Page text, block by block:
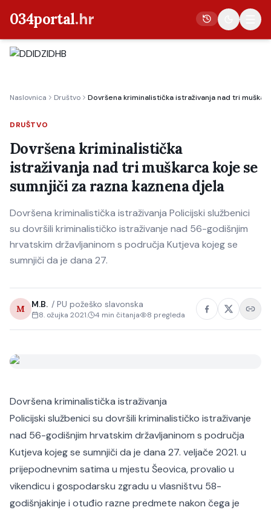
034portal.hr
Crna kronika
Poljoprivreda
Politika
Gospodarstvo
Život
Kultura
Sport
Naslovnica Društvo Dovršena kriminalistička istraživanja nad tri
DRUŠTVO
Dovršena kriminalistička
istraživanja nad tri muškarca koje se
sumnjiči za razna kaznena djela
Dovršena kriminalistička istraživanja Policijski službenici
su dovršili kriminalističko istraživanje nad 56-godišnjim
hrvatskim državljaninom s područja Kutjeva kojeg se
sumnjiči da je dana 27.
M M.B. / PU požeško slavonska
8. ožujka 2021. 4 min čitanja 8 pregleda
Dovršena kriminalistička istraživanja
Policijski službenici su dovršili kriminalističko istraživanje
nad 56-godišnjim hrvatskim državljaninom s područja
Kutjeva kojeg se sumnjiči da je dana 27. veljače 2021. u
prijepodnevnim satima u mjestu Šeovica, provalio u
vikendicu i gospodarsku zgradu u vlasništvu 58-
godišnjakinje i otuđio razne predmete nakon čega je